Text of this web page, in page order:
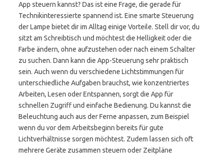
App steuern kannst? Das ist eine Frage, die gerade für
Technikinteressierte spannend ist. Eine smarte Steuerung
der Lampe bietet dir im Alltag einige Vorteile. Stell dir vor, du
sitzt am Schreibtisch und möchtest die Helligkeit oder die
Farbe ändern, ohne aufzustehen oder nach einem Schalter
zu suchen. Dann kann die App-Steuerung sehr praktisch
sein. Auch wenn du verschiedene Lichtstimmungen für
unterschiedliche Aufgaben brauchst, wie konzentriertes
Arbeiten, Lesen oder Entspannen, sorgt die App für
schnellen Zugriff und einfache Bedienung. Du kannst die
Beleuchtung auch aus der Ferne anpassen, zum Beispiel
wenn du vor dem Arbeitsbeginn bereits für gute
Lichtverhältnisse sorgen möchtest. Zudem lassen sich oft
mehrere Geräte zusammen steuern oder Zeitpläne